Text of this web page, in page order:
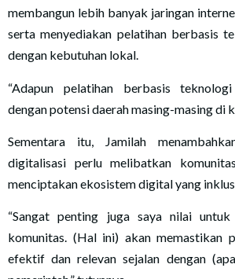
membangun lebih banyak jaringan
serta menyediakan pelatihan berbasis
dengan kebutuhan lokal.
“Adapun pelatihan berbasis
dengan potensi daerah masing-masing di
Sementara itu, Jamilah
digitalisasi perlu melibatkan
menciptakan ekosistem digital yang
“Sangat penting juga saya nilai
komunitas. (Hal ini) akan memastikan
efektif dan relevan sejalan dengan